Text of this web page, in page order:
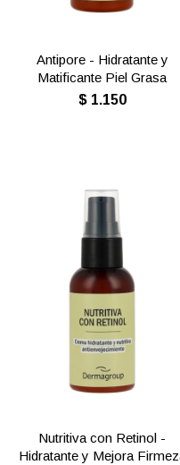
Antipore - Hidratante y
Matificante Piel Grasa
$ 1.150
Nutritiva con Retinol -
Hidratante y Mejora